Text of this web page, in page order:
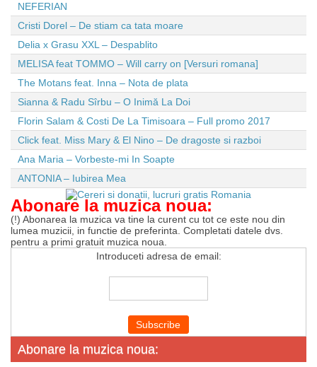
NEFERIAN
Cristi Dorel – De stiam ca tata moare
Delia x Grasu XXL – Despablito
MELISA feat TOMMO – Will carry on [Versuri romana]
The Motans feat. Inna – Nota de plata
Sianna & Radu Sîrbu – O Inimă La Doi
Florin Salam & Costi De La Timisoara – Full promo 2017
Click feat. Miss Mary & El Nino – De dragoste si razboi
Ana Maria – Vorbeste-mi In Soapte
ANTONIA – Iubirea Mea
Abonare la muzica noua:
(!) Abonarea la muzica va tine la curent cu tot ce este nou din
lumea muzicii, in functie de preferinta. Completati datele dvs.
pentru a primi gratuit muzica noua.
Introduceti adresa de email:
Abonare la muzica noua: